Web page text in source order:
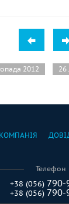
2012 26
КОМПАНІЯ
Телефон
+38 (056) 790-
+38 (056) 790-